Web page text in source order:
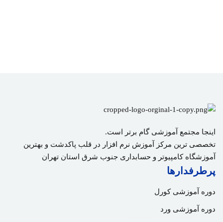
اینجا مجتمع آموزشی گام برتر است.
تخصصی ترین مرکز آموزش نرم افزار در قلب پاکدشت و بهترین
آموزشگاه کامپیوتر و حسابداری جنوب شرق استان تهران
پرطرفدارها
دوره آموزشی کورل
دوره آموزشی ورد